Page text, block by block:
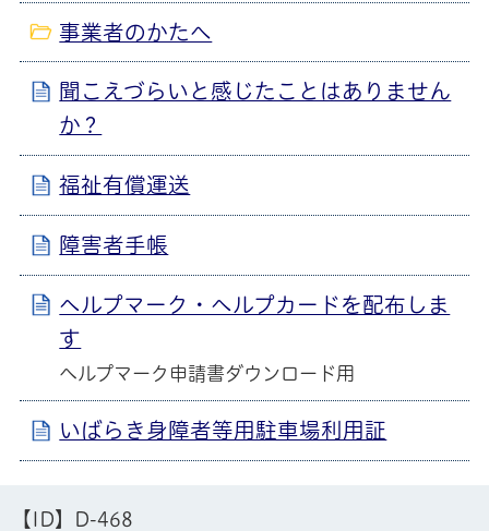
事業者のかたへ
聞こえづらいと感じたことはありません
か？
福祉有償運送
障害者手帳
ヘルプマーク・ヘルプカードを配布しま
す
ヘルプマーク申請書ダウンロード用
いばらき身障者等用駐車場利用証
【ID】
D-468